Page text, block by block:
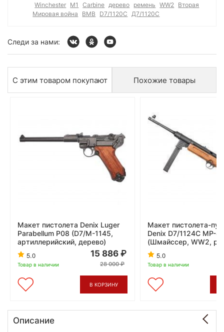
Winchester M1 Carbine дерево ремень WW2 Вторая
Мировая война
ВМВ D7/1120C Д7/1120С
Следи за нами:
С этим товаром покупают Похожие товары
Макет пистолета Denix Luger
Parabellum P08 (D7/M-1145,
артиллерийский, дерево)
5.0
Товар в наличии
15 886
28 000
В КОРЗИНУ
Макет пистолета-
Denix D7/1124C MP-41
(Шмайссер, WW2,
5.0
Товар в наличии
Описание